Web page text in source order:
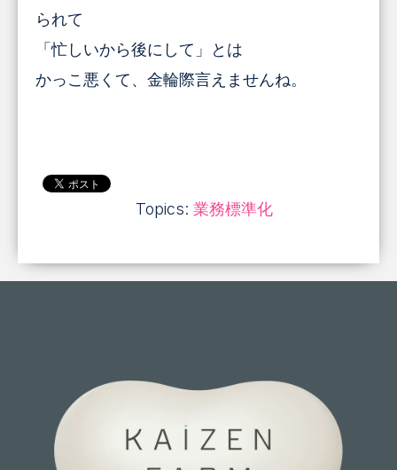
られて
「忙しいから後にして」とは
かっこ悪くて、金輪際言えませんね。
Topics: 業務標準化